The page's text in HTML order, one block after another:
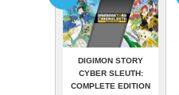
DIGIMON STORY
CYBER SLEUTH:
COMPLETE EDITION